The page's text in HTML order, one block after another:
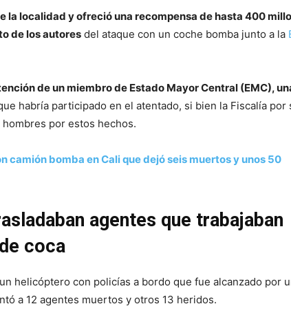
la localidad y ofreció una recompensa de hasta 400
de los autores del ataque con un coche bomba junto a la
de un miembro de Estado Mayor Central (EMC),
habría participado en el atentado, si bien la Fiscalía por
por estos hechos.
camión bomba en Cali que dejó seis muertos y unos 50
agentes que trabajaban
coca
helicóptero con policías a bordo que fue alcanzado por
a 12 agentes muertos y otros 13 heridos.